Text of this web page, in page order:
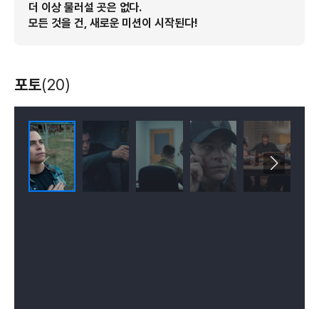
더 이상 물러설 곳은 없다.
모든 것을 건, 새로운 미션이 시작된다!
포토(20)